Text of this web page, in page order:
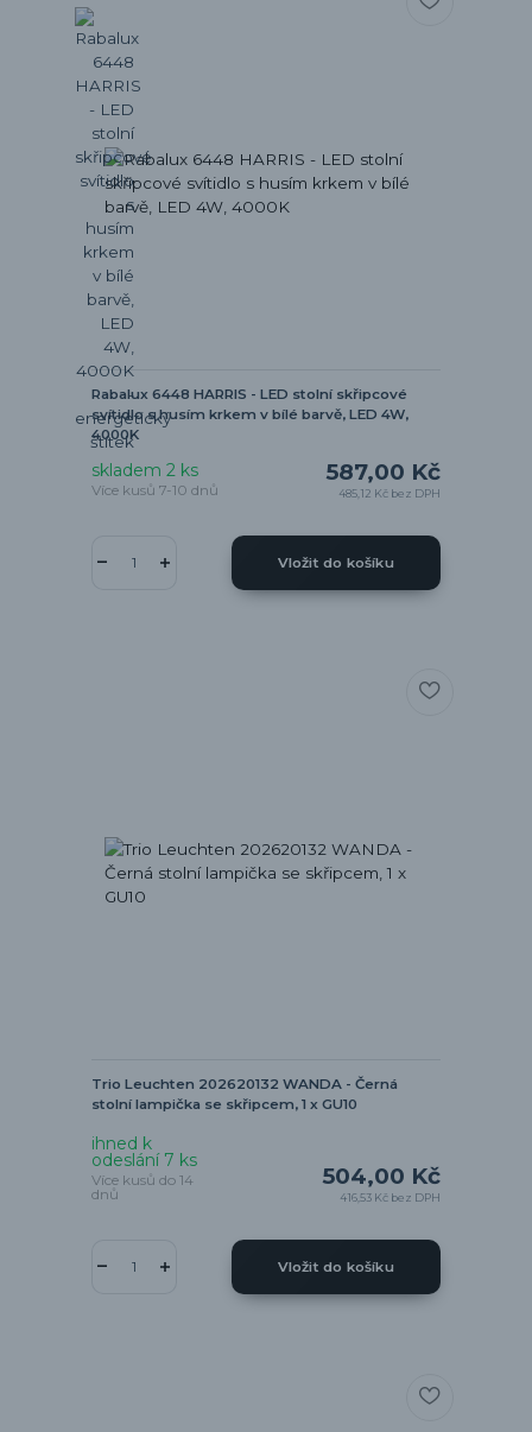
Rabalux 6448 HARRIS - LED stolní skřipcové
svítidlo s husím krkem v bílé barvě, LED 4W,
4000K
587,00 Kč
485,12 Kč bez DPH
skladem 2 ks
Více kusů 7-10 dnů
Vložit do košíku
Trio Leuchten 202620132 WANDA - Černá
stolní lampička se skřipcem, 1 x GU10
504,00 Kč
416,53 Kč bez DPH
ihned k
odeslání 7 ks
Více kusů do 14
dnů
Vložit do košíku